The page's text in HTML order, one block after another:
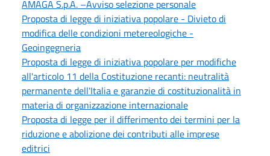
AMAGA S.p.A. –Avviso selezione personale
Proposta di legge di iniziativa popolare - Divieto di
modifica delle condizioni metereologiche -
Geoingegneria
Proposta di legge di iniziativa popolare per modifiche
all'articolo 11 della Costituzione recanti: neutralità
permanente dell'Italia e garanzie di costituzionalità in
materia di organizzazione internazionale
Proposta di legge per il differimento dei termini per la
riduzione e abolizione dei contributi alle imprese
editrici